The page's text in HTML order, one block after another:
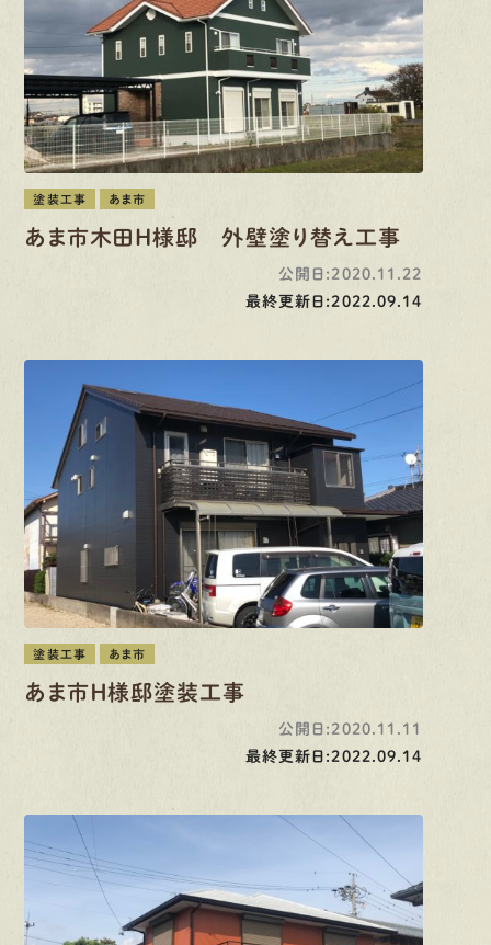
塗装工事 あま市
あま市木田H様邸 外壁塗り替え工事
公開日:2020.11.22
最終更新日:2022.09.14
塗装工事 あま市
あま市Ｈ様邸塗装工事
公開日:2020.11.11
最終更新日:2022.09.14